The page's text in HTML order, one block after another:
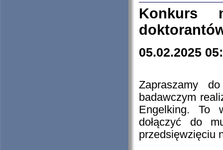
Konkurs
05.02.2025
Zapraszamy
badawczym
Engelking. To
dołączyć do
przedsięwzięciu